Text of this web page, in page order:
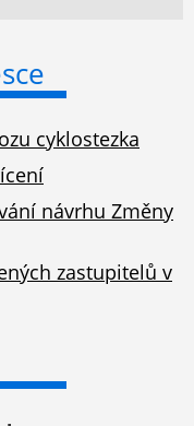
cyklostezka
návrhu Změny
zastupitelů v